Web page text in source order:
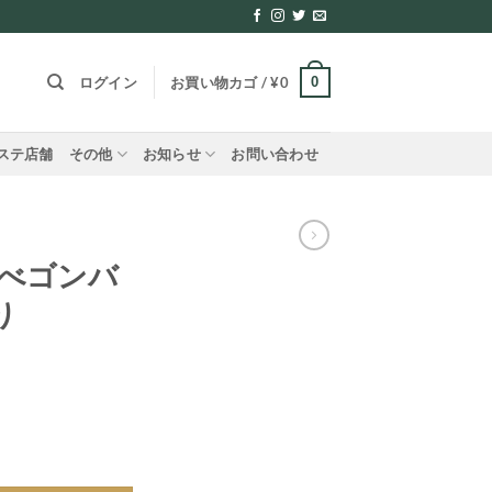
ログイン お買い物カゴ /¥0 0
テ店舗 その他 お知らせ お問い合わせ
ゴンバ